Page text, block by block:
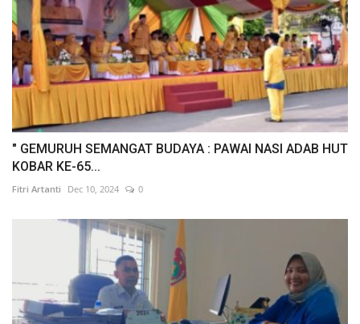
" GEMURUH SEMANGAT BUDAYA : PAWAI NASI ADAB HUT
KOBAR KE-65...
Fitri Artanti Dec 10, 2024 0